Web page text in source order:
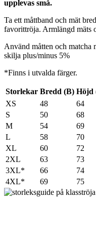
upplevas små.
Ta ett måttband och mät
favorittröja. Armlängd mäts
Använd måtten och matcha
skilja plus/minus 5%
*Finns i utvalda färger.
Storlekar Bredd (B) Höjd
XS
48 64
S
50 68
M
54 69
L
58 70
XL
60 72
2XL
63 73
3XL*
66 74
4XL*
69 75